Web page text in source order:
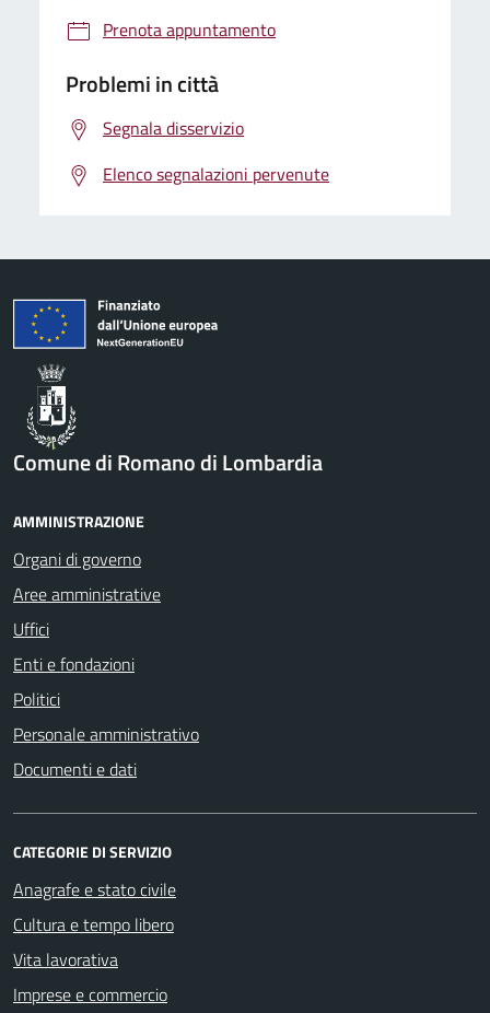
Prenota appuntamento
Problemi in città
Segnala disservizio
Elenco segnalazioni pervenute
Comune di Romano di Lombardia
AMMINISTRAZIONE
Organi di governo
Aree amministrative
Uffici
Enti e fondazioni
Politici
Personale amministrativo
Documenti e dati
CATEGORIE DI SERVIZIO
Anagrafe e stato civile
Cultura e tempo libero
Vita lavorativa
Imprese e commercio